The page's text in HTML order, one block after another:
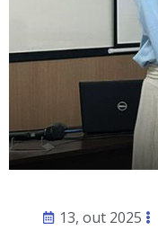
13, out 2025